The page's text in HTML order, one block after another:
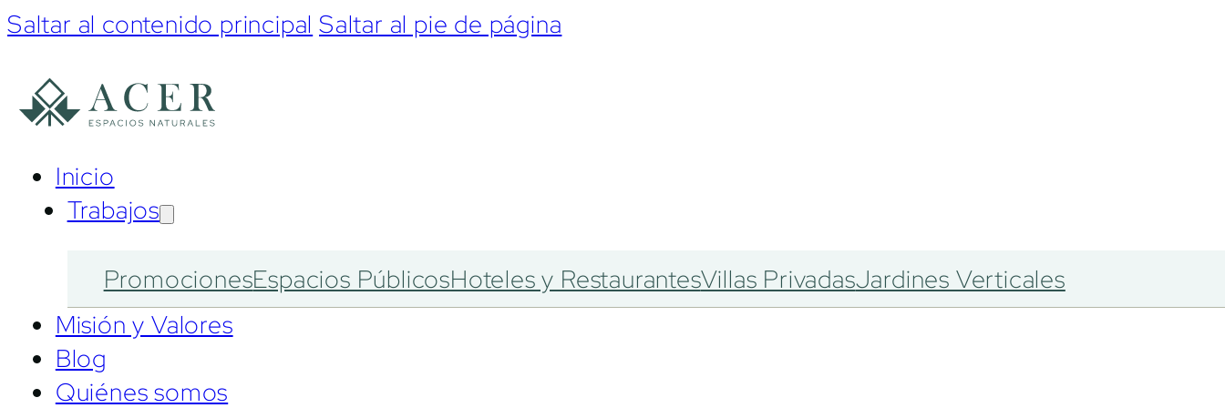
Saltar al contenido principal Saltar al pie de página
Inicio
Trabajos
PromocionesEspacios PúblicosHoteles y RestaurantesVillas PrivadasJardines Verticales
Misión y Valores
Blog
Quiénes somos